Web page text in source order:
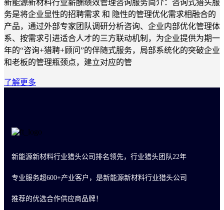
新能源新材料行业薪酬绩效管理咨询服务简介：咨询式猎头服
务是将企业显性的招聘需求 和 隐性的管理优化需求相融合的
产品，通过外部专家团队调研分析咨询、企业内部优化管理体
系、按需求引进适合人才的三方联动机制，为企业提供为期一
年的“咨询+猎聘+顾问”的伴随式服务，局部系统化的突破企业
和老板的管理瓶颈点，建立对应的管
了解更多
新能源新材料行业猎头公司排名领先，行业猎头团队22年
专业服务超600+产业客户，是新能源新材料行业猎头公司
推荐的优选合作供应商品牌！